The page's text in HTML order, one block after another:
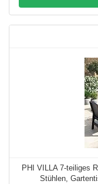
PHI VILLA 7-teiliges
Stühlen,